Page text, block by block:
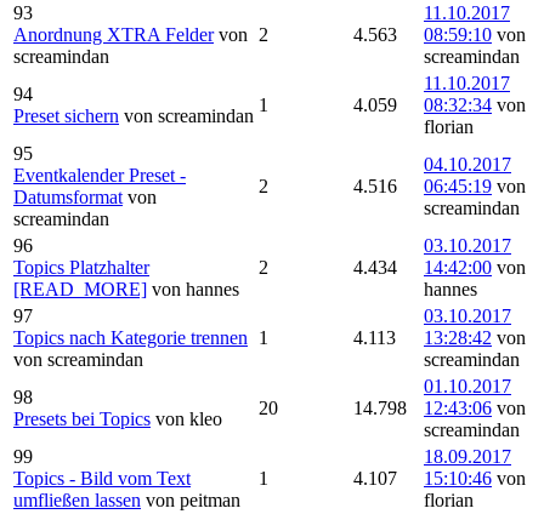
93
Anordnung XTRA Felder von
screamindan
2 4.563
11.10.2017
08:59:10 von
screamindan
94
Preset sichern von screamindan
1 4.059
11.10.2017
08:32:34 von
florian
95
Eventkalender Preset -
Datumsformat von
screamindan
2 4.516
04.10.2017
06:45:19 von
screamindan
96
Topics Platzhalter
[READ_MORE] von hannes
2 4.434
03.10.2017
14:42:00 von
hannes
97
Topics nach Kategorie trennen
von screamindan
1 4.113
03.10.2017
13:28:42 von
screamindan
98
Presets bei Topics von kleo
20 14.798
01.10.2017
12:43:06 von
screamindan
99
Topics - Bild vom Text
umfließen lassen von peitman
1 4.107
18.09.2017
15:10:46 von
florian